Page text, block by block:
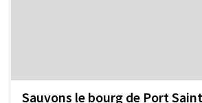
Sauvons le bourg de Port